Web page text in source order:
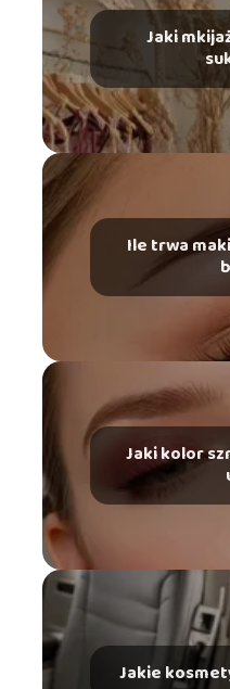
Jaki
Ile trwa
Jaki kolor
Jakie